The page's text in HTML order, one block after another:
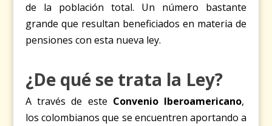
de la población total. Un número bastante
grande que resultan beneficiados en materia de
pensiones con esta nueva ley.
¿De qué se trata la Ley?
A través de este Convenio Iberoamericano,
los colombianos que se encuentren aportando a